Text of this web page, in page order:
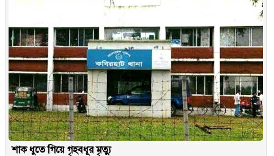
শাক ধুতে গিয়ে গৃহবধূর মৃত্যু